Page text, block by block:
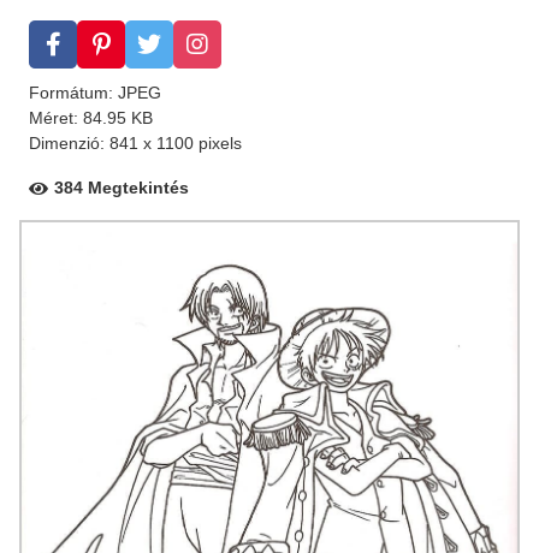
Formátum: JPEG
Méret: 84.95 KB
Dimenzió: 841 x 1100 pixels
384 Megtekintés